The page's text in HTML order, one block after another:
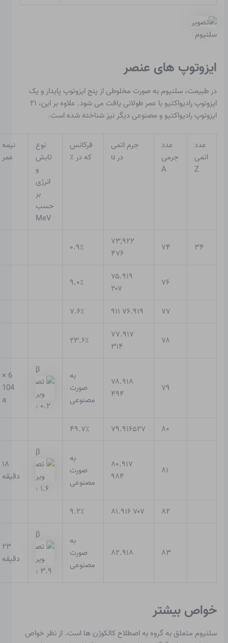
سلنیوم
ایزوتوپ های عنصر
در طبیعت، سلنیوم به صورت مخلوطی از پنج ایزوتوپ پایدار و یک
ایزوتوپ رادیواکتیو با عمر طولانی یافت می شود. علاوه بر این، ۲۱
ایزوتوپ رادیواکتیو و مصنوعی دیگر نیز شناخته شده است.
عدد
اتمی
Z
عدد
جرمی
A
جرم اتمی
در u
فرکانس
که در ٪
نوع
تابش
و
انرژی
بر
حسب
MeV
نیمه
عمر
۳۴ ۷۴
۷۳,۹۲۲
۴۷۶
۰.۹٪
۷۶
۷۵.۹۱۹
۲۰۷
۹.۰٪
۷۷ ۷۶.۹۱۹ ۹۱۱ ۷.۶٪
۷۸
۷۷.۹۱۷
۳۱۴
۲۳.۶٪
۷۹
۷۸.۹۱۸
۴۹۴
به
صورت
مصنوعی
β
: ۰.۲
6 ×
104
a
۸۰ ۷۹.۹۱۶۵۲۷ ۴۹.۷٪
۸۱
۸۰.۹۱۷
۹۸۴
به
صورت
مصنوعی
β
: ۱.۶
۱۸
دقیقه
۸۲ ۷۰۷ ۸۱.۹۱۶ ۹.۲٪
۸۳ ۸۲.۹۱۸
به
صورت
مصنوعی
β
: ۳.۹
۲۳
دقیقه
خواص بیشتر
سلنیوم متعلق به گروه به اصطلاح کالکوژن ها است. از نظر خواص